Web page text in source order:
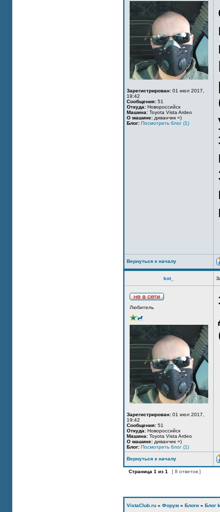
Зарегистрирован: 01 июл 2017,
19:42
Сообщения: 51
Откуда: Новороссийск
Машина: Toyota Vista Ardeo
О машине: диванчик =)
Блог: Посмотреть блог (1)
Вернуться к началу
kot_
Любитель
Зарегистрирован: 01 июл 2017,
19:42
Сообщения: 51
Откуда: Новороссийск
Машина: Toyota Vista Ardeo
О машине: диванчик =)
Блог: Посмотреть блог (1)
Вернуться к началу
Страница 1 из 1 [ 8 ответов ]
VistaClub.ru » Форум » Блоги » Блог